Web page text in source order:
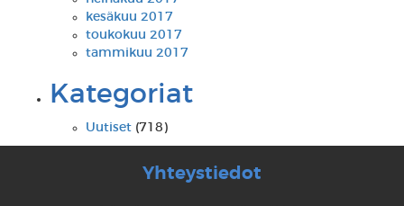
kesäkuu 2017
toukokuu 2017
tammikuu 2017
Kategoriat
Uutiset (718)
Yhteystiedot